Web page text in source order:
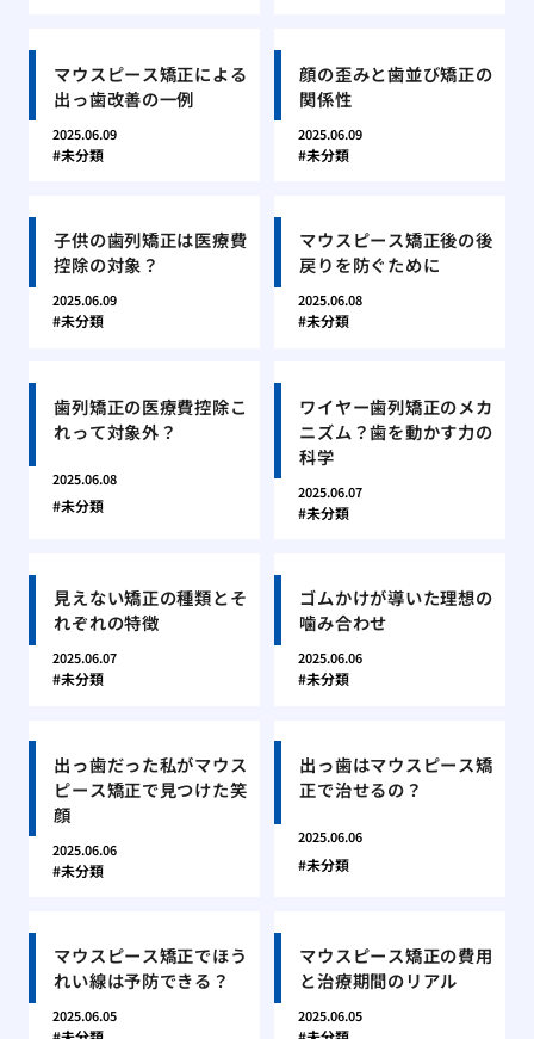
マウスピース矯正による
出っ歯改善の一例
2025.06.09
未分類
顔の歪みと歯並び矯正の
関係性
2025.06.09
未分類
子供の歯列矯正は医療費
控除の対象？
2025.06.09
未分類
マウスピース矯正後の後
戻りを防ぐために
2025.06.08
未分類
歯列矯正の医療費控除こ
れって対象外？
2025.06.08
未分類
ワイヤー歯列矯正のメカ
ニズム？歯を動かす力の
科学
2025.06.07
未分類
見えない矯正の種類とそ
れぞれの特徴
2025.06.07
未分類
ゴムかけが導いた理想の
噛み合わせ
2025.06.06
未分類
出っ歯だった私がマウス
ピース矯正で見つけた笑
顔
2025.06.06
未分類
出っ歯はマウスピース矯
正で治せるの？
2025.06.06
未分類
マウスピース矯正でほう
れい線は予防できる？
2025.06.05
マウスピース矯正の費用
と治療期間のリアル
2025.06.05